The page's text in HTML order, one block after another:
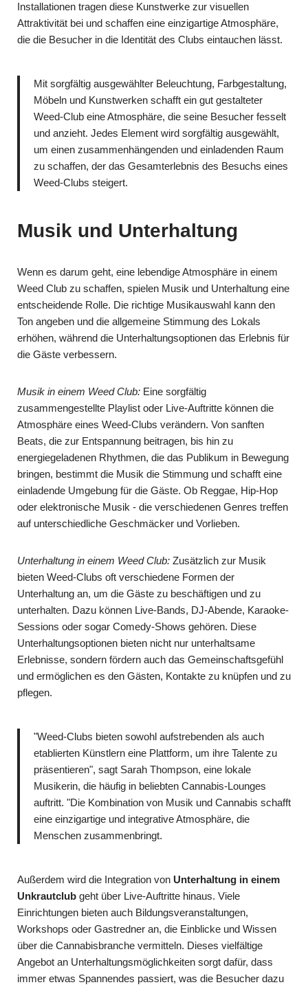
Installationen tragen diese Kunstwerke zur visuellen
Attraktivität bei und schaffen eine einzigartige Atmosphäre,
die die Besucher in die Identität des Clubs eintauchen lässt.
Mit sorgfältig ausgewählter Beleuchtung, Farbgestaltung,
Möbeln und Kunstwerken schafft ein gut gestalteter
Weed-Club eine Atmosphäre, die seine Besucher fesselt
und anzieht. Jedes Element wird sorgfältig ausgewählt,
um einen zusammenhängenden und einladenden Raum
zu schaffen, der das Gesamterlebnis des Besuchs eines
Weed-Clubs steigert.
Musik und Unterhaltung
Wenn es darum geht, eine lebendige Atmosphäre in einem
Weed Club zu schaffen, spielen Musik und Unterhaltung eine
entscheidende Rolle. Die richtige Musikauswahl kann den
Ton angeben und die allgemeine Stimmung des Lokals
erhöhen, während die Unterhaltungsoptionen das Erlebnis für
die Gäste verbessern.
Musik in einem Weed Club: Eine sorgfältig
zusammengestellte Playlist oder Live-Auftritte können die
Atmosphäre eines Weed-Clubs verändern. Von sanften
Beats, die zur Entspannung beitragen, bis hin zu
energiegeladenen Rhythmen, die das Publikum in Bewegung
bringen, bestimmt die Musik die Stimmung und schafft eine
einladende Umgebung für die Gäste. Ob Reggae, Hip-Hop
oder elektronische Musik - die verschiedenen Genres treffen
auf unterschiedliche Geschmäcker und Vorlieben.
Unterhaltung in einem Weed Club: Zusätzlich zur Musik
bieten Weed-Clubs oft verschiedene Formen der
Unterhaltung an, um die Gäste zu beschäftigen und zu
unterhalten. Dazu können Live-Bands, DJ-Abende, Karaoke-
Sessions oder sogar Comedy-Shows gehören. Diese
Unterhaltungsoptionen bieten nicht nur unterhaltsame
Erlebnisse, sondern fördern auch das Gemeinschaftsgefühl
und ermöglichen es den Gästen, Kontakte zu knüpfen und zu
pflegen.
"Weed-Clubs bieten sowohl aufstrebenden als auch
etablierten Künstlern eine Plattform, um ihre Talente zu
präsentieren", sagt Sarah Thompson, eine lokale
Musikerin, die häufig in beliebten Cannabis-Lounges
auftritt. "Die Kombination von Musik und Cannabis schafft
eine einzigartige und integrative Atmosphäre, die
Menschen zusammenbringt.
Außerdem wird die Integration von Unterhaltung in einem
Unkrautclub geht über Live-Auftritte hinaus. Viele
Einrichtungen bieten auch Bildungsveranstaltungen,
Workshops oder Gastredner an, die Einblicke und Wissen
über die Cannabisbranche vermitteln. Dieses vielfältige
Angebot an Unterhaltungsmöglichkeiten sorgt dafür, dass
immer etwas Spannendes passiert, was die Besucher dazu